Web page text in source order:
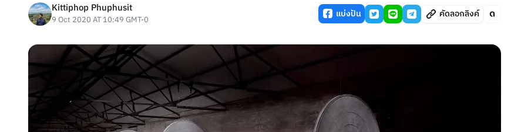
Kittiphop Phuphusit
9 Oct 2020 AT 10:49 GMT-0 แบ่งปัน คัดลอกลิงค์